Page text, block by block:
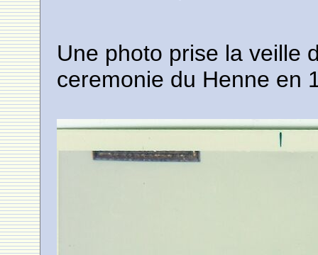
Une photo prise la veille
ceremonie du Henne en